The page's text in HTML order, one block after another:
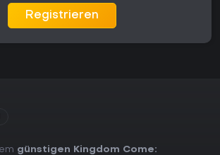
Registrieren
günstigen Kingdom Come: